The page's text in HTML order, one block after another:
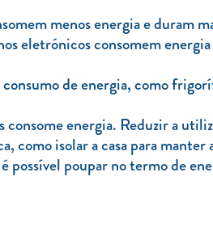
menos energia e duram
eletrónicos consomem
de energia, como
energia. Reduzir a
isolar a casa para
poupar no termo de